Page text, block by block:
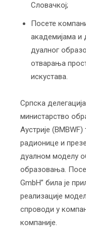
Словачкој;
Посете
академијама и
дуалног
отварања
искустава.
Српска
министарство
Аустрије
радионице и
дуалном моделу
образовања.
GmbH” била је
реализације
спроводи у
компаније.